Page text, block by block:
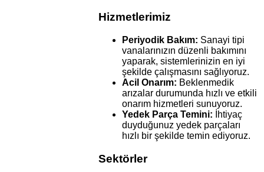
Hizmetlerimiz
Periyodik Bakım: Sanayi tipi
vanalarınızın düzenli bakımını
yaparak, sistemlerinizin en iyi
şekilde çalışmasını sağlıyoruz.
Acil Onarım: Beklenmedik
arızalar durumunda hızlı ve etkili
onarım hizmetleri sunuyoruz.
Yedek Parça Temini: İhtiyaç
duyduğunuz yedek parçaları
hızlı bir şekilde temin ediyoruz.
Sektörler